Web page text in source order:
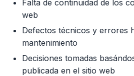
Falta de continuidad de los
web
Defectos técnicos y errores
mantenimiento
Decisiones tomadas
publicada en el sitio web